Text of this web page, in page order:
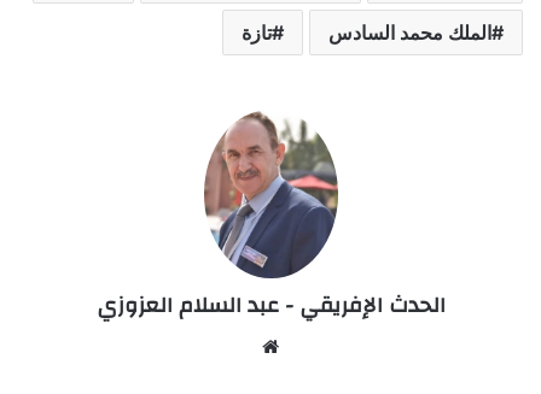
الملك محمد السادس تازة
الحدث الإفريقي - عبد السلام العزوزي